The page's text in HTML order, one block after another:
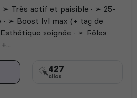
➢ Très actif et paisible · ➢ 25-
· ➢ Boost lvl max (+ tag de
soignée · ➢ Rôles
427
clics